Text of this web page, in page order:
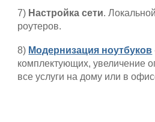
7) Настройка сети.
роутеров.
8) Модернизация ноутбуков
комплектующих, увеличение
все услуги на дому или в